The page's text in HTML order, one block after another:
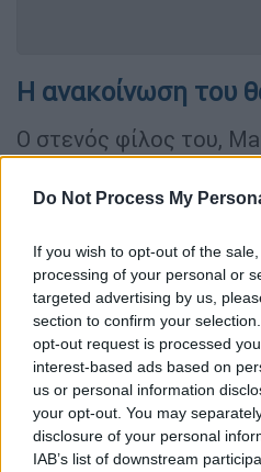
Do Not Process My
If you wish to opt-out of the
processing of your personal or
targeted advertising by us,
section to confirm your
opt-out request is processed
interest-based ads based on
us or personal information
your opt-out. You may
disclosure of your personal
IAB’s list of downstream
Η ανακοίνωση του
Ο στενός φίλος του,
σκηνοθέτης της
Moment in the Sun»
καρδιακές επιπλοκές
Κυριακής 20
οικογένεια και οι φίλοι
Baywatch star
diedhttps://t.co/
pic.twitter.com/
— The Sun